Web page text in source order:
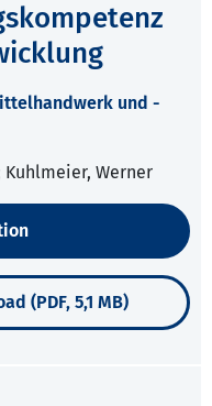
und -
Kuhlmeier, Werner
(PDF, 5,1 MB)